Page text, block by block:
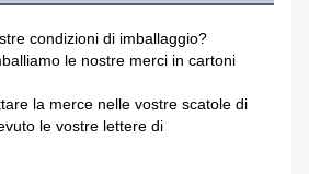
condizioni di imballaggio?
le nostre merci in cartoni
la merce nelle vostre scatole di
le vostre lettere di